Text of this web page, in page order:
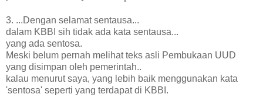
3. ...Dengan selamat sentausa...
dalam KBBI sih tidak ada kata sentausa...
yang ada sentosa.
Meski belum pernah melihat teks asli Pembukaan UUD
yang disimpan oleh pemerintah..
kalau menurut saya, yang lebih baik menggunakan kata
'sentosa' seperti yang terdapat di KBBI.